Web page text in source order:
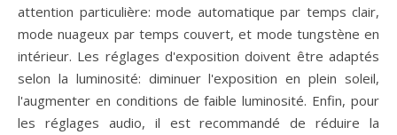
attention particulière: mode automatique par temps clair,
mode nuageux par temps couvert, et mode tungstène en
intérieur. Les réglages d'exposition doivent être adaptés
selon la luminosité: diminuer l'exposition en plein soleil,
l'augmenter en conditions de faible luminosité. Enfin, pour
les réglages audio, il est recommandé de réduire la